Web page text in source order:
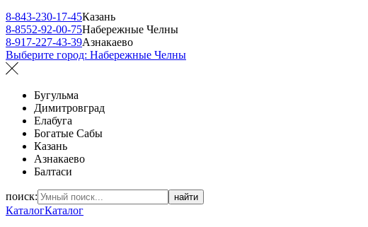
8-843-230-17-45Казань
8-8552-92-00-75Набережные Челны
8-917-227-43-39Азнакаево
Выберите город: Набережные Челны
Бугульма
Димитровград
Елабуга
Богатые Сабы
Казань
Азнакаево
Балтаси
поиск: найти
КаталогКаталог